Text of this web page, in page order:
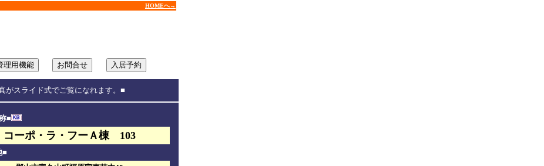
HOMEへ→
がスライド式でご覧になれます。■
■
コーポ・ラ・フーＡ棟 103
■